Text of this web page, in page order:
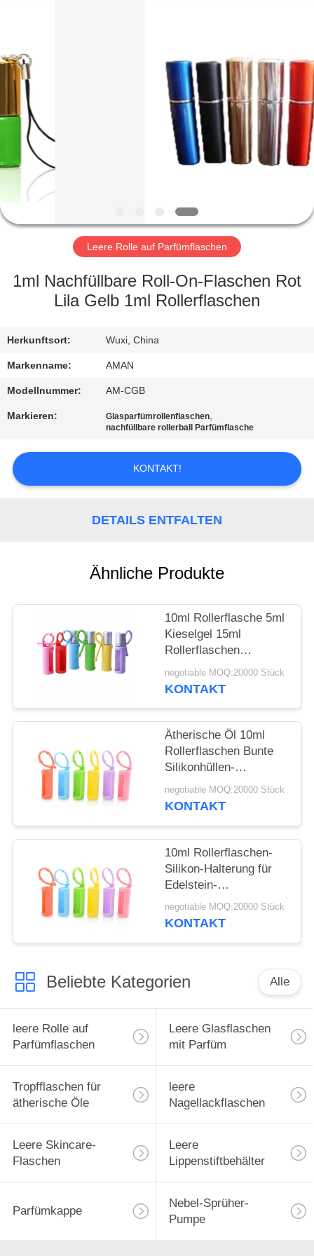
HEIM
PRODUKTE
VIDEOS
VR-
SHOW
ÜBER
WERKSBESICHTIGUNG
QUALITÄTSKONTROLLE
MIT
UNS
NACHRICHT
ANGEBOT
ANFORDERN
SITEMAP
PRIVACY
by
ECER
Leere Rolle auf Parfümflaschen
‌1ml Nachfüllbare Roll-On-Flaschen Rot
Lila Gelb 1ml Rollerflaschen
Herkunftsort: Wuxi, China
Markenname: AMAN
Modellnummer: AM-CGB
Markieren: Glasparfümrollenflaschen,
nachfüllbare rollerball Parfümflasche
KONTAKT!
DETAILS ENTFALTEN
Ähnliche Produkte
10ml Rollerflasche 5ml
Kieselgel 15ml
Rollerflaschen
Tragbare, am Kabel
befestigte,
Schützende
Silikonhülle für Flasche
negotiable MOQ:20000 Stück
KONTAKT
Ätherische Öl 10ml
Rollerflaschen Bunte
Silikonhüllen-
Schutzhülle
Nachfüllbare
negotiable MOQ:20000 Stück
KONTAKT
10ml Rollerflaschen-
Silikon-Halterung für
Edelstein-
Rollerflaschen, 5ml
Roll-On-Flaschen,
negotiable MOQ:20000 Stück
KONTAKT
Beliebte Kategorien Alle
leere Rolle auf
Parfümflaschen
Leere Glasflaschen
mit Parfüm
Tropfflaschen für
ätherische Öle
leere
Nagellackflaschen
Leere Skincare-
Flaschen
Leere
Lippenstiftbehälter
Parfümkappe
Nebel-Sprüher-
Pumpe